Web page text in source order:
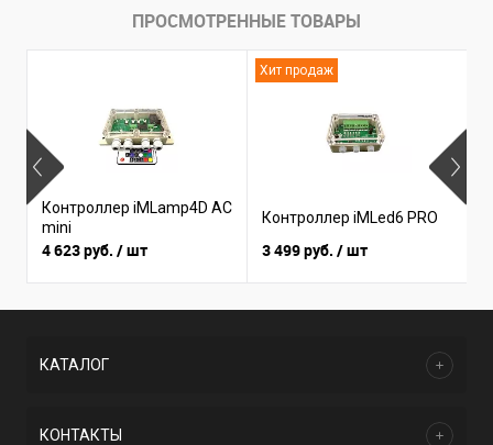
ПРОСМОТРЕННЫЕ ТОВАРЫ
Контроллер iMLamp4D AC
mini
4 623 руб. / шт
Хит продаж
Контроллер iMLed6 PRO
3 499 руб. / шт
КАТАЛОГ
КОНТАКТЫ